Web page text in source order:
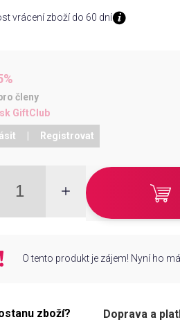
vrácení zboží do 60 dní
členy
GiftClub
Registrovat
O tento produkt je zájem! Nyní ho
zboží? Doprava a